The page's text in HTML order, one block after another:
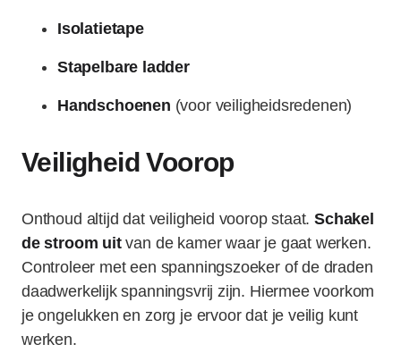
Isolatietape
Stapelbare ladder
Handschoenen (voor veiligheidsredenen)
Veiligheid Voorop
Onthoud altijd dat veiligheid voorop staat.Schakel
de stroom uitvan de kamer waar je gaat werken.
Controleer met een spanningszoeker of de draden
daadwerkelijk spanningsvrij zijn. Hiermee voorkom
je ongelukken en zorg je ervoor dat je veilig kunt
werken.